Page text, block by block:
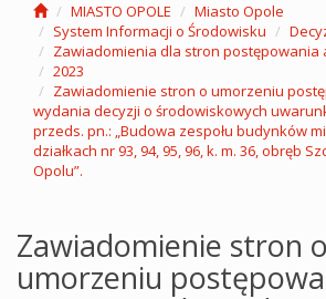
MIASTO OPOLE
Miasto Opole
System Informacji o Środowisku
Zawiadomienia dla stron postępowania
2023
Zawiadomienie stron o umorzeniu
wydania decyzji o środowiskowych
przeds. pn.: „Budowa zespołu budynków
działkach nr 93, 94, 95, 96, k. m. 36, obręb
Opolu”.
Zawiadomienie stron o
umorzeniu